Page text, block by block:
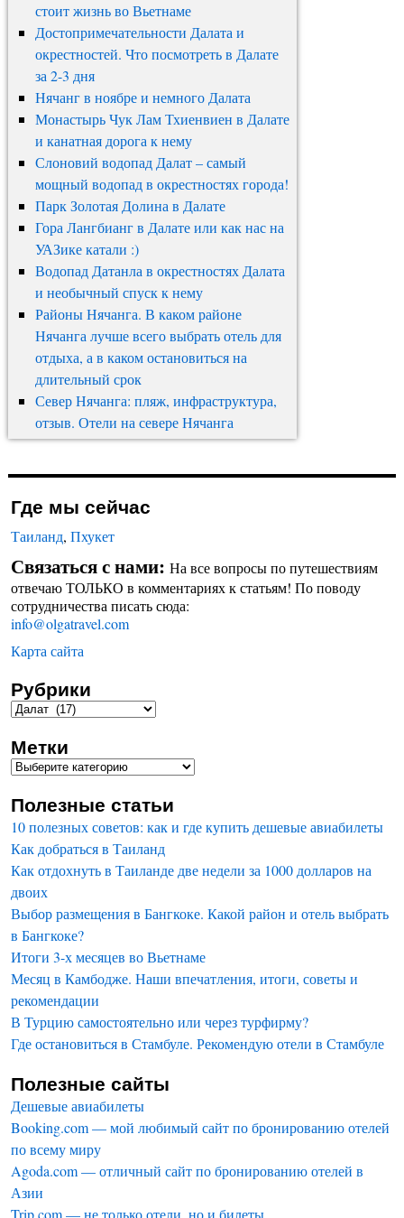
стоит жизнь во Вьетнаме
Достопримечательности Далата и
окрестностей. Что посмотреть в Далате
за 2-3 дня
Нячанг в ноябре и немного Далата
Монастырь Чук Лам Тхиенвиен в Далате
и канатная дорога к нему
Слоновий водопад Далат – самый
мощный водопад в окрестностях города!
Парк Золотая Долина в Далате
Гора Лангбианг в Далате или как нас на
УАЗике катали :)
Водопад Датанла в окрестностях Далата
и необычный спуск к нему
Районы Нячанга. В каком районе
Нячанга лучше всего выбрать отель для
отдыха, а в каком остановиться на
длительный срок
Север Нячанга: пляж, инфраструктура,
отзыв. Отели на севере Нячанга
Где мы сейчас
Таиланд, Пхукет
Связаться с нами: На все вопросы по путешествиям
отвечаю ТОЛЬКО в комментариях к статьям! По поводу
сотрудничества писать сюда:
info@olgatravel.com
Карта сайта
Рубрики
Метки
Полезные статьи
10 полезных советов: как и где купить дешевые авиабилеты
Как добраться в Таиланд
Как отдохнуть в Таиланде две недели за 1000 долларов на
двоих
Выбор размещения в Бангкоке. Какой район и отель выбрать
в Бангкоке?
Итоги 3-х месяцев во Вьетнаме
Месяц в Камбодже. Наши впечатления, итоги, советы и
рекомендации
В Турцию самостоятельно или через турфирму?
Где остановиться в Стамбуле. Рекомендую отели в Стамбуле
Полезные сайты
Дешевые авиабилеты
Booking.com — мой любимый сайт по бронированию отелей
по всему миру
Agoda.com — отличный сайт по бронированию отелей в
Азии
Trip.com — не только отели, но и билеты